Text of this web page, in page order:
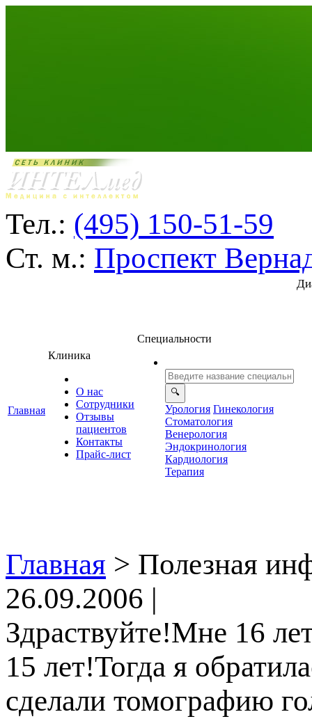
Тел.: (495) 150-51-59
Ст. м.: Проспект
Главная
Клиника
О нас
Сотрудники
Отзывы
ациенто
Контакты
Прайс-лист
Специальности
Урология Гинекология
Стоматология
енерология
Эндокринология
Кардиология
Терапия
Главная > Полезная
26.09.2006 |
Здраствуйте!Мне 16
15 лет!Тогда я
сделали томографию